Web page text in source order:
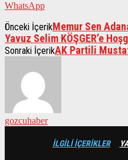
WhatsApp
Önceki İçerikMemur Sen
Yavuz Selim KÖŞGER’e
Sonraki İçerikAK Partili
gozcuhaber
İLGİLİ İÇERİKLER